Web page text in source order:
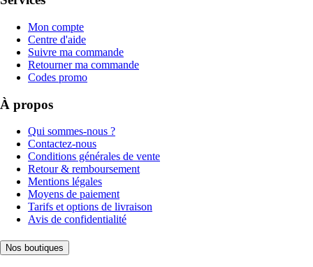
Mon compte
Centre d'aide
Suivre ma commande
Retourner ma commande
Codes promo
À propos
Qui sommes-nous ?
Contactez-nous
Conditions générales de vente
Retour & remboursement
Mentions légales
Moyens de paiement
Tarifs et options de livraison
Avis de confidentialité
Nos boutiques